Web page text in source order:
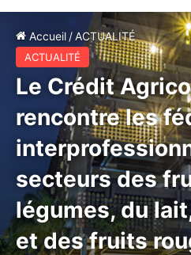
Accueil /ACTUALITÉ
ACTUALITÉ
Le Crédit
rencontre les
secteurs des
légumes, du
et des fruits